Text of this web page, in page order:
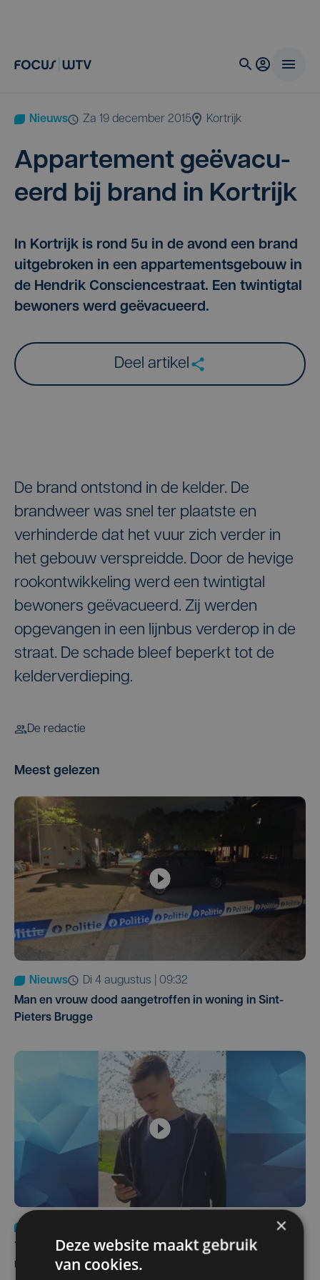
Nieuws za 19 december 2015 Kortrijk
Appar­te­ment geë­va­cu­
eerd bij brand in Kortrijk
In Kortrijk is rond 5u in de avond een brand
uitgebroken in een appartementsgebouw in
de Hendrik Consciencestraat. Een twintigtal
bewoners werd geëvacueerd.
Deel artikel
De brand ontstond in de kelder. De
brandweer was snel ter plaatste en
verhinderde dat het vuur zich verder in
het gebouw verspreidde. Door de hevige
rookontwikkeling werd een twintigtal
bewoners geëvacueerd. Zij werden
opgevangen in een lijnbus verderop in de
straat. De schade bleef beperkt tot de
kelderverdieping.
De redactie
Meest gelezen
Nieuws
di 4 augustus | 09:32
Man en vrouw dood aangetroffen in woning in Sint-
Pieters Brugge
Yaro (19), slachtoffer van vechtpartij, is na
maandenlange coma overleden
×
Deze website maakt gebruik
van cookies.